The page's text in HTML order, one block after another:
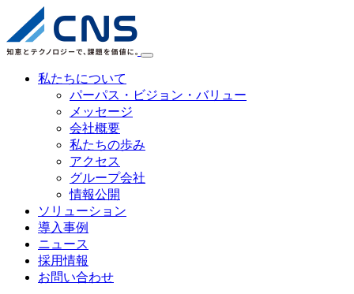
私たちについて
パーパス・ビジョン・バリュー
メッセージ
会社概要
私たちの歩み
アクセス
グループ会社
情報公開
ソリューション
導入事例
ニュース
採用情報
お問い合わせ